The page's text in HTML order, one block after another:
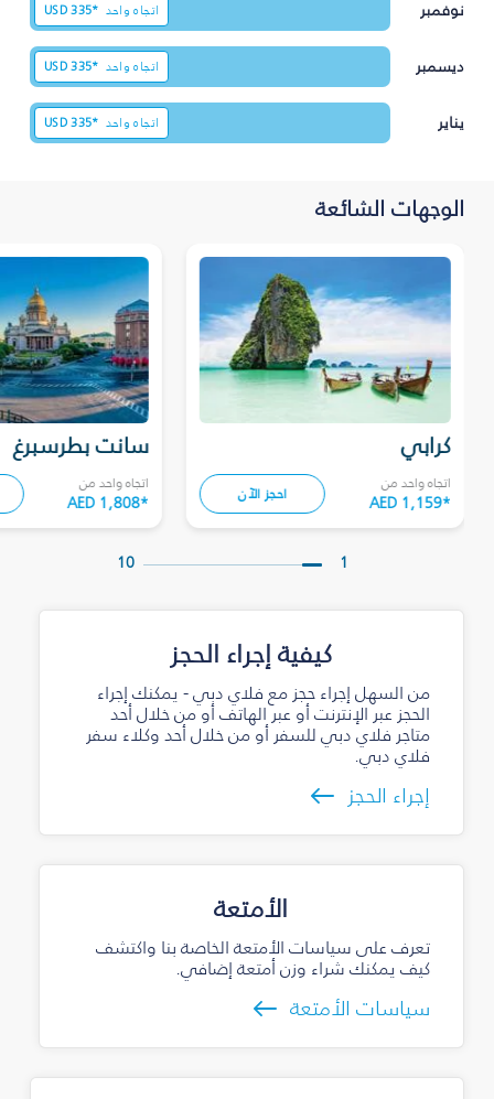
نوفمبر اتجاه واحد USD335*
ديسمبر اتجاه واحد USD335*
يناير اتجاه واحد USD335*
الوجهات الشائعة
سانت بطرسبرغ
اتجاه واحد من
AED 1,808*
كرابي
اتجاه واحد من
AED 1,159* احجز الآن
10 1
كيفية إجراء الحجز
من السهل إجراء حجز مع فلاي دبي - يمكنك إجراء
الحجز عبر الإنترنت أو عبر الهاتف أو من خلال أحد
متاجر فلاي دبي للسفر أو من خلال أحد وكلاء سفر
فلاي دبي.
إجراء الحجز
الأمتعة
تعرف على سياسات الأمتعة الخاصة بنا واكتشف
كيف يمكنك شراء وزن أمتعة إضافي.
سياسات الأمتعة